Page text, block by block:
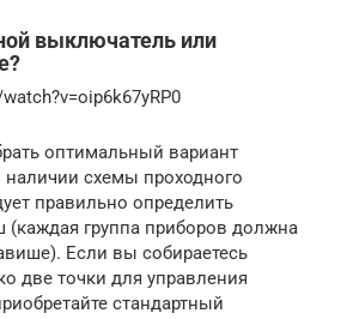
выключатель или
оптимальный вариант
наличии схемы проходного
правильно определить
(каждая группа приборов должна
Если вы собираетесь
две точки для управления
стандартный